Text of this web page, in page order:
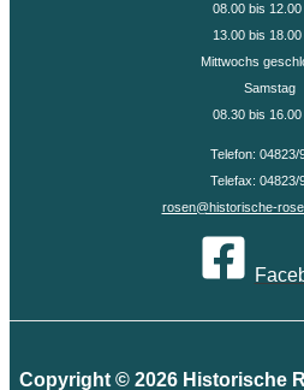
08.00 bis 12.00
13.00 bis
Mittwochs
Samstag
08.30 bis 16.00
Telefon: 04823/
Telefax: 04823/
rosen@historische-
Copyright © 2026 Historische